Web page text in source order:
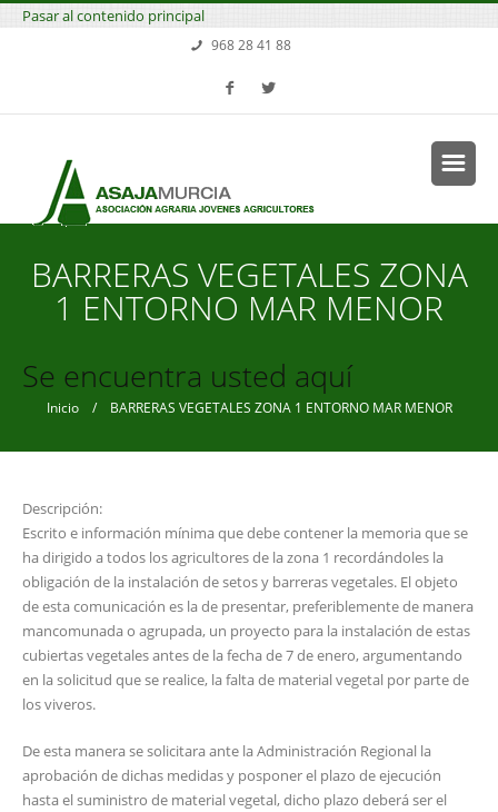
Pasar al contenido principal
968 28 41 88
BARRERAS VEGETALES ZONA
1 ENTORNO MAR MENOR
Se encuentra usted aquí
Inicio/ BARRERAS VEGETALES ZONA 1 ENTORNO MAR MENOR
Descripción:
Escrito e información mínima que debe contener la memoria que se
ha dirigido a todos los agricultores de la zona 1 recordándoles la
obligación de la instalación de setos y barreras vegetales. El objeto
de esta comunicación es la de presentar, preferiblemente de manera
mancomunada o agrupada, un proyecto para la instalación de estas
cubiertas vegetales antes de la fecha de 7 de enero, argumentando
en la solicitud que se realice, la falta de material vegetal por parte de
los viveros.
De esta manera se solicitara ante la Administración Regional la
aprobación de dichas medidas y posponer el plazo de ejecución
hasta el suministro de material vegetal, dicho plazo deberá ser el